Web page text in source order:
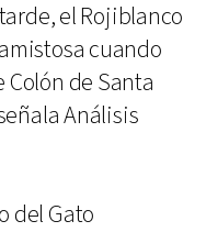
el Rojiblanco
cuando
de Santa
Análisis
del Gato